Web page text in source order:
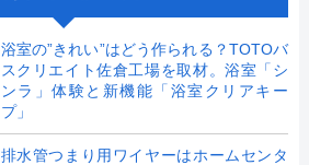
浴室の”きれい”はどう作られる？TOTOバ
スクリエイト佐倉工場を取材。浴室「シ
ンラ」体験と新機能「浴室クリアキー
プ」
排水管つまり用ワイヤーはホームセンタ